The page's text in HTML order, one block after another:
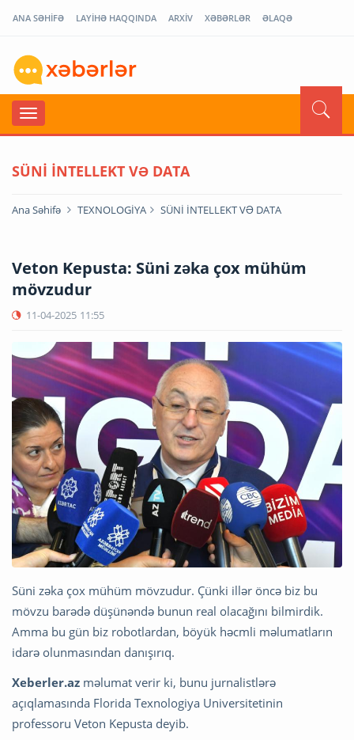
ANA SƏHİFƏ LAYİHƏ HAQQINDA ARXİV XƏBƏRLƏR ƏLAQƏ
SÜNİ İNTELLEKT VƏ DATA
Ana Səhifə TEXNOLOGİYA SÜNİ İNTELLEKT VƏ DATA
Veton Kepusta: Süni zəka çox mühüm
mövzudur
11-04-2025 11:55
Süni zəka çox mühüm mövzudur. Çünki illər öncə biz bu
mövzu barədə düşünəndə bunun real olacağını bilmirdik.
Amma bu gün biz robotlardan, böyük həcmli məlumatların
idarə olunmasından danışırıq.
Xeberler.az məlumat verir ki, bunu jurnalistlərə
açıqlamasında Florida Texnologiya Universitetinin
professoru Veton Kepusta deyib.